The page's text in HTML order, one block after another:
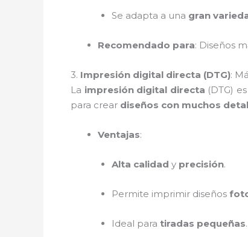
Se adapta a una gran
Recomendado para: Diseños
3. Impresión digital directa (DTG):
La impresión digital directa (DTG)
para crear diseños con muchos
Ventajas:
Alta calidad y precisión.
Permite imprimir diseños
Ideal para tiradas pequeñas.